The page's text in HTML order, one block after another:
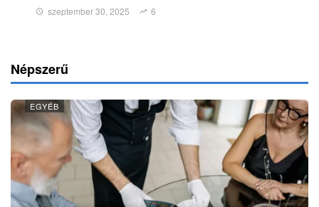
szeptember 30, 2025 6
Népszerű
EGYÉB